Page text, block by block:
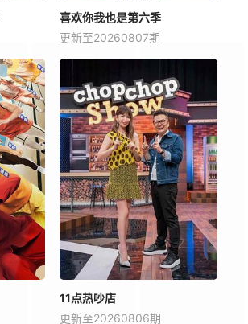
喜欢你我也是第六季
更新至20260807期
11点热吵店
更新至20260806期